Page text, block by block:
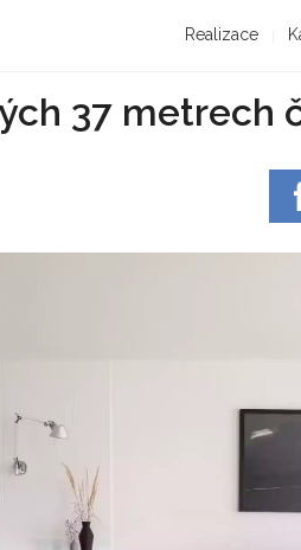
Realizace
37 metrech